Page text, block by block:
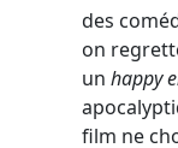
des
on
un happy
film ne